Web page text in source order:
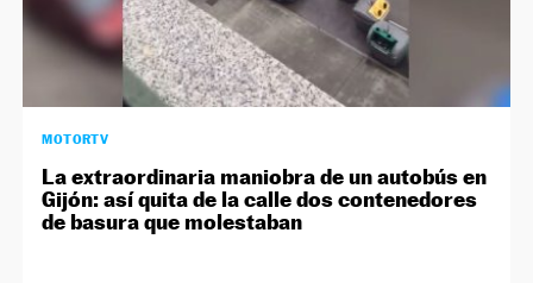
MOTORTV
La extraordinaria maniobra de un autobús en
Gijón: así quita de la calle dos contenedores
de basura que molestaban